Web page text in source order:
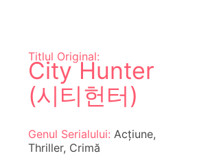
Titlul Original:
City Hunter
(시티헌터)
Genul Serialului: Acțiune,
Thriller, Crimă